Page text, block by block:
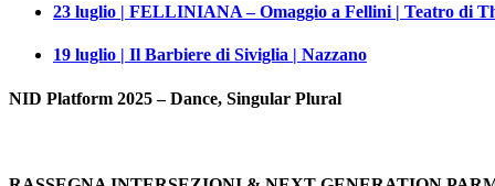
23 luglio | FELLINIANA – Omaggio a Fellini | Teatro di
19 luglio | Il Barbiere di Siviglia | Nazzano
NID Platform 2025 – Dance, Singular Plural